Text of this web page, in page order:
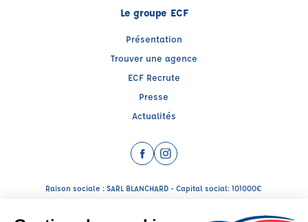
Le groupe ECF
Présentation
Trouver une agence
ECF Recrute
Presse
Actualités
Facebook (nouvelle fenêtre)
Instagram (nouvelle fenêtre)
Raison sociale : SARL BLANCHARD - Capital social: 101000€
SIREN: 901010850 - Numéro de TVA intracommunautaire: FR07901010850